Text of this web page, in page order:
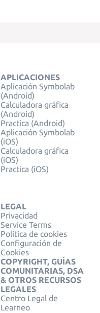
APLICACIONES
Aplicación Symbolab
(Android)
Calculadora gráfica
(Android)
Practica (Android)
Aplicación Symbolab
(iOS)
Calculadora gráfica
(iOS)
Practica (iOS)
LEGAL
Privacidad
Service Terms
Política de cookies
Configuración de
Cookies
COPYRIGHT, GUÍAS
COMUNITARIAS, DSA
& OTROS RECURSOS
LEGALES
Centro Legal de
Learneo